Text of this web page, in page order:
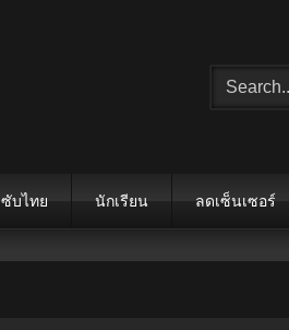
ซับไทย นักเรียน ลดเซ็นเซอร์